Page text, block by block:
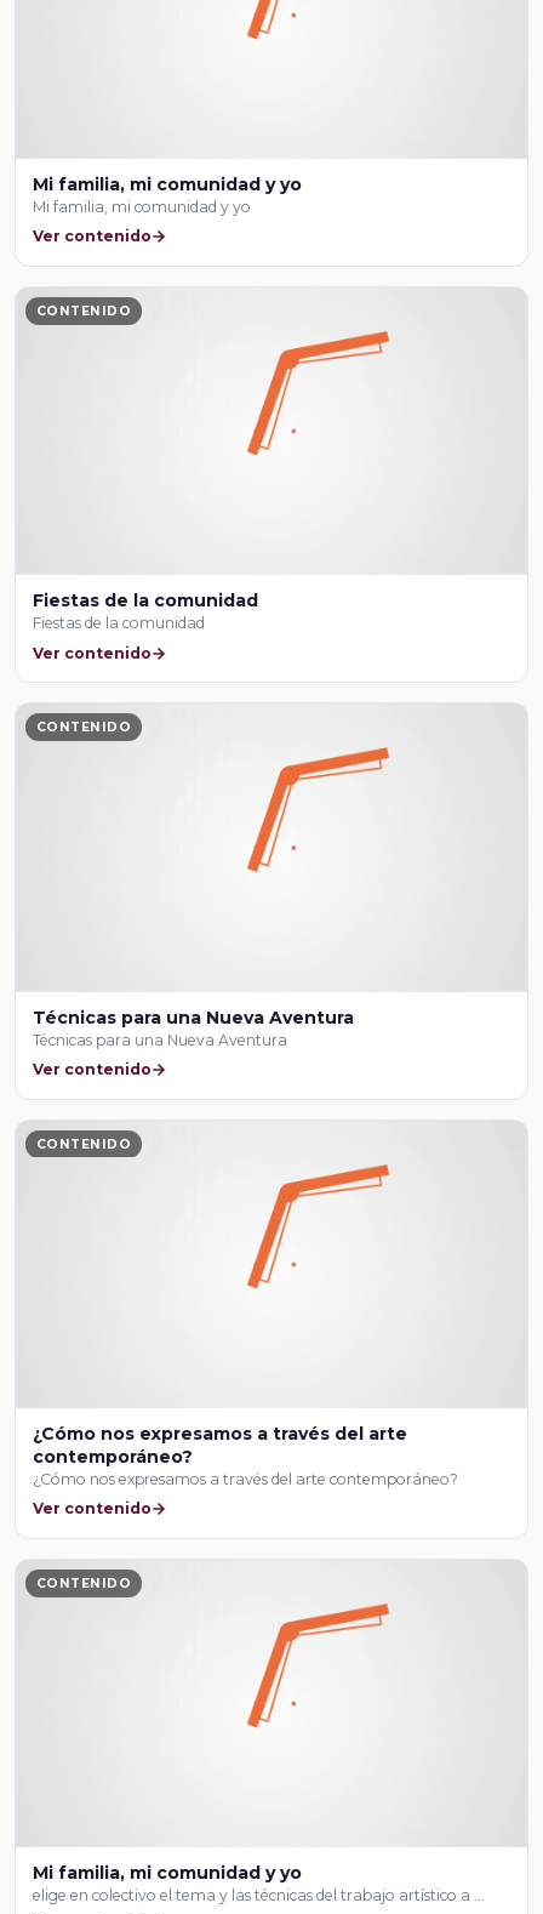
Mi familia, mi comunidad y yo
Mi familia, mi comunidad y yo
Ver contenido
CONTENIDO
Fiestas de la comunidad
Fiestas de la comunidad
Ver contenido
CONTENIDO
Técnicas para una Nueva Aventura
Técnicas para una Nueva Aventura
Ver contenido
CONTENIDO
¿Cómo nos expresamos a través del arte
contemporáneo?
¿Cómo nos expresamos a través del arte contemporáneo?
Ver contenido
CONTENIDO
Mi familia, mi comunidad y yo
elige en colectivo el tema y las técnicas del trabajo artístico a …